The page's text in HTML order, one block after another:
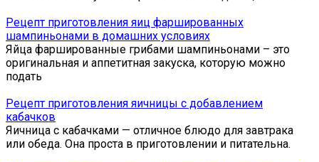
Рецепт приготовления яиц фаршированных
шампиньонами в домашних условиях
Яйца фаршированные грибами шампиньонами – это
оригинальная и аппетитная закуска, которую можно
подать
Рецепт приготовления яичницы с добавлением
кабачков
Яичница с кабачками — отличное блюдо для завтрака
или обеда. Она проста в приготовлении и питательна.